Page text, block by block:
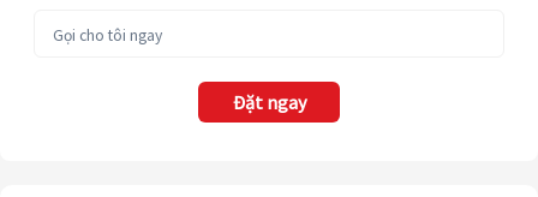
Đặt ngay